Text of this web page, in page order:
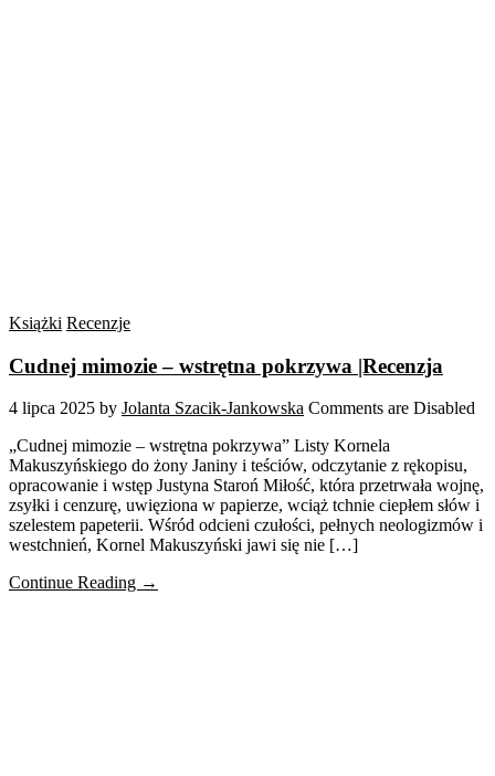
Książki Recenzje
Cudnej mimozie – wstrętna pokrzywa |Recenzja
4 lipca 2025 by Jolanta Szacik-Jankowska Comments are Disabled
„Cudnej mimozie – wstrętna pokrzywa” Listy Kornela
Makuszyńskiego do żony Janiny i teściów, odczytanie z rękopisu,
opracowanie i wstęp Justyna Staroń Miłość, która przetrwała wojnę,
zsyłki i cenzurę, uwięziona w papierze, wciąż tchnie ciepłem słów i
szelestem papeterii. Wśród odcieni czułości, pełnych neologizmów i
westchnień, Kornel Makuszyński jawi się nie […]
Continue Reading →